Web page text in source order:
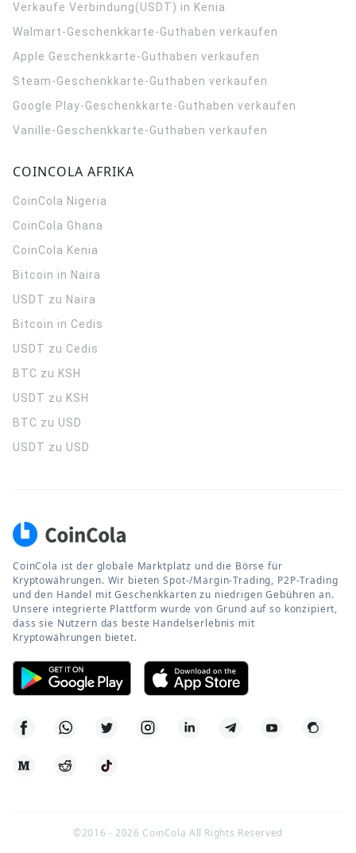
Verkaufe Verbindung(USDT) in Kenia
Walmart-Geschenkkarte-Guthaben verkaufen
Apple Geschenkkarte-Guthaben verkaufen
Steam-Geschenkkarte-Guthaben verkaufen
Google Play-Geschenkkarte-Guthaben verkaufen
Vanille-Geschenkkarte-Guthaben verkaufen
COINCOLA AFRIKA
CoinCola Nigeria
CoinCola Ghana
CoinCola Kenia
Bitcoin in Naira
USDT zu Naira
Bitcoin in Cedis
USDT zu Cedis
BTC zu KSH
USDT zu KSH
BTC zu USD
USDT zu USD
CoinCola ist der globale Marktplatz und die Börse für
Kryptowährungen. Wir bieten Spot-/Margin-Trading, P2P-Trading
und den Handel mit Geschenkkarten zu niedrigen Gebühren an.
Unsere integrierte Plattform wurde von Grund auf so konzipiert,
dass sie Nutzern das beste Handelserlebnis mit
Kryptowährungen bietet.
©2016 -2026 CoinCola All Rights Reserved